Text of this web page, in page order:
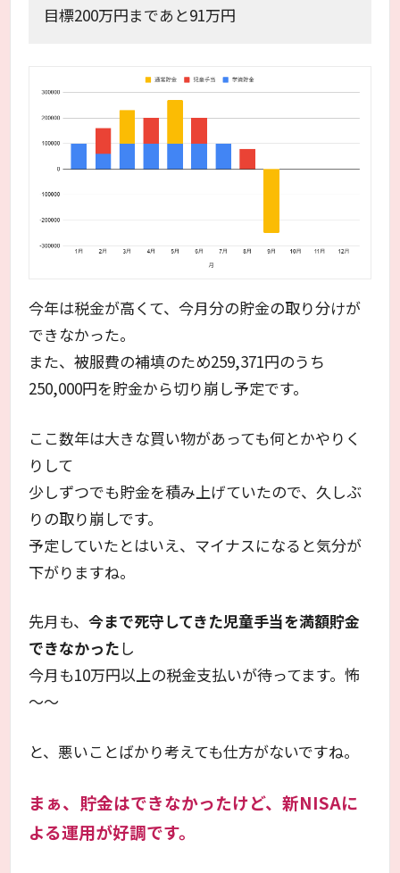
目標200万円まであと91万円
今年は税金が高くて、今月分の貯金の取り分けが
できなかった。
また、被服費の補填のため259,371円のうち
250,000円を貯金から切り崩し予定です。
ここ数年は大きな買い物があっても何とかやりく
りして
少しずつでも貯金を積み上げていたので、久しぶ
りの取り崩しです。
予定していたとはいえ、マイナスになると気分が
下がりますね。
先月も、今まで死守してきた児童手当を満額貯金
できなかった し
今月も10万円以上の税金支払いが待ってます。怖
～～
と、悪いことばかり考えても仕方がないですね。
まぁ、貯金はできなかったけど、新NISAに
よる運用が好調です。